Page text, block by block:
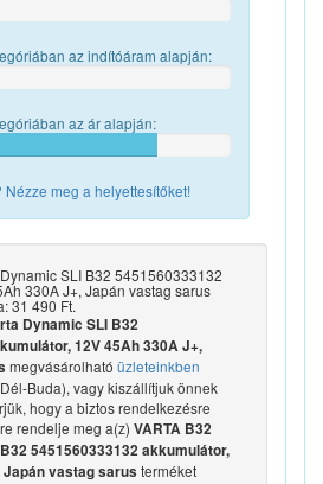
az indítóáram alapján:
az ár alapján:
Nézze meg a helyettesítőket!
SLI B32 5451560333132
330A J+, Japán vastag sarus
31 490 Ft.
Dynamic SLI B32
12V 45Ah 330A J+,
megvásárolható üzleteinkben
Buda), vagy kiszállítjuk önnek
hogy a biztos rendelkezésre
rendelje meg a(z) VARTA B32
5451560333132 akkumulátor,
vastag sarus terméket